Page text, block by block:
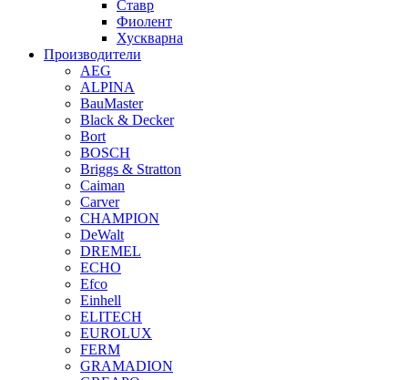
Ставр
Фиолент
Хускварна
Производители
AEG
ALPINA
BauMaster
Black & Decker
Bort
BOSCH
Briggs & Stratton
Caiman
Carver
CHAMPION
DeWalt
DREMEL
ECHO
Efco
Einhell
ELITECH
EUROLUX
FERM
GRAMADION